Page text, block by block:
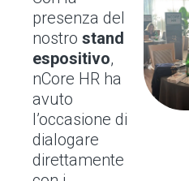
presenza del
nostro stand
espositivo,
nCore HR ha
avuto
l’occasione di
dialogare
direttamente